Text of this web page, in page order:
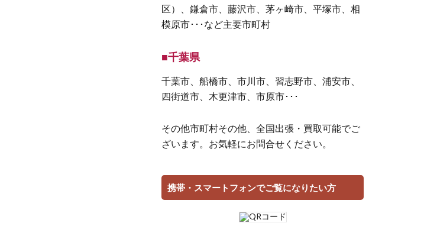
区）、鎌倉市、藤沢市、茅ヶ崎市、平塚市、相
模原市･･･など主要市町村
■千葉県
千葉市、船橋市、市川市、習志野市、浦安市、
四街道市、木更津市、市原市･･･
その他市町村その他、全国出張・買取可能でご
ざいます。お気軽にお問合せください。
携帯・スマートフォンでご覧になりたい方